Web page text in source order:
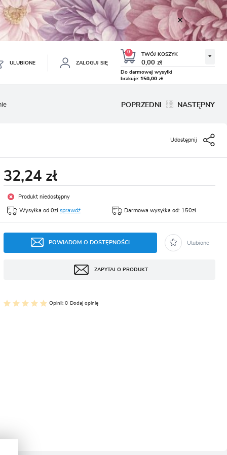
ULUBIONE ZALOGUJ SIĘ
zamówień
i kuponów promocyjnych
0 TWÓJ KOSZYK
0,00 zł
8.99 zł 19.43 zł
KROKUS WIOSENNY MIX 50
19.99 zł 43.32 zł
Do darmowej wysyłki
brakuje: 150,00 zł
POPRZEDNI NASTĘPNY
Udostępnij
32,24 zł
Produkt niedostępny
Wysyłka od 0zł sprawdź Darmowa wysyłka od: 150zł
POWIADOM O DOSTĘPNOŚCI Ulubione
ZAPYTAJ O PRODUKT
Opinii: 0 Dodaj opinię